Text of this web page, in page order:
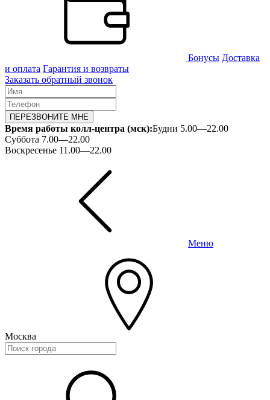
Бонусы Доставка
и оплата Гарантия и возвраты
Заказать обратный звонок
ПЕРЕЗВОНИТЕ МНЕ
Время работы колл-центра (мск):Будни 5.00—22.00
Суббота 7.00—22.00
Воскресенье 11.00—22.00
Меню
Москва